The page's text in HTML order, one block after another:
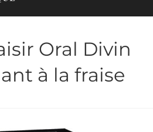
Oral Divin
à la fraise